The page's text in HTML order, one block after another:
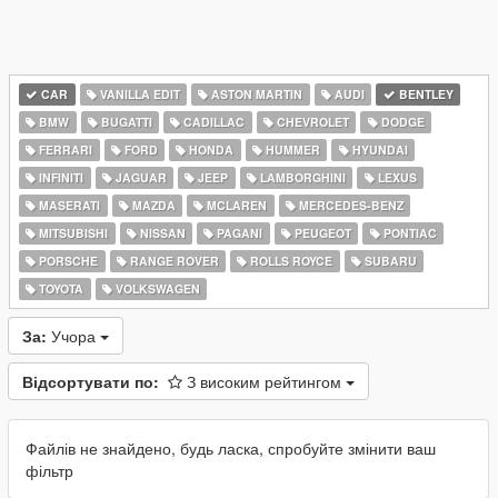
CAR VANILLA EDIT ASTON MARTIN AUDI
BENTLEY
BMW
BUGATTI CADILLAC CHEVROLET
DODGE
FERRARI
FORD HONDA HUMMER
HYUNDAI
INFINITI
JAGUAR JEEP LAMBORGHINI
LEXUS
MASERATI
MAZDA MCLAREN
MERCEDES-BENZ
MITSUBISHI
NISSAN PAGANI PEUGEOT
PONTIAC
PORSCHE
RANGE ROVER ROLLS ROYCE
SUBARU
TOYOTA
VOLKSWAGEN
За: Учора
Відсортувати по: З високим рейтингом
Файлів не знайдено, будь ласка, спробуйте змінити ваш
фільтр